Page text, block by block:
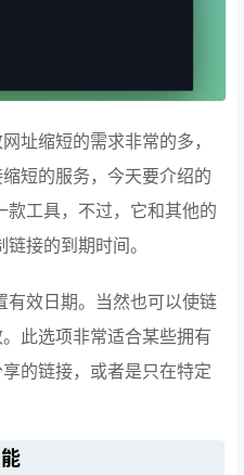
址缩短的需求非常的多，
短的服务，今天要介绍的
工具，不过，它和其他的
接的到期时间。
效日期。当然也可以使链
此选项非常适合某些拥有
的链接，或者是只在特定